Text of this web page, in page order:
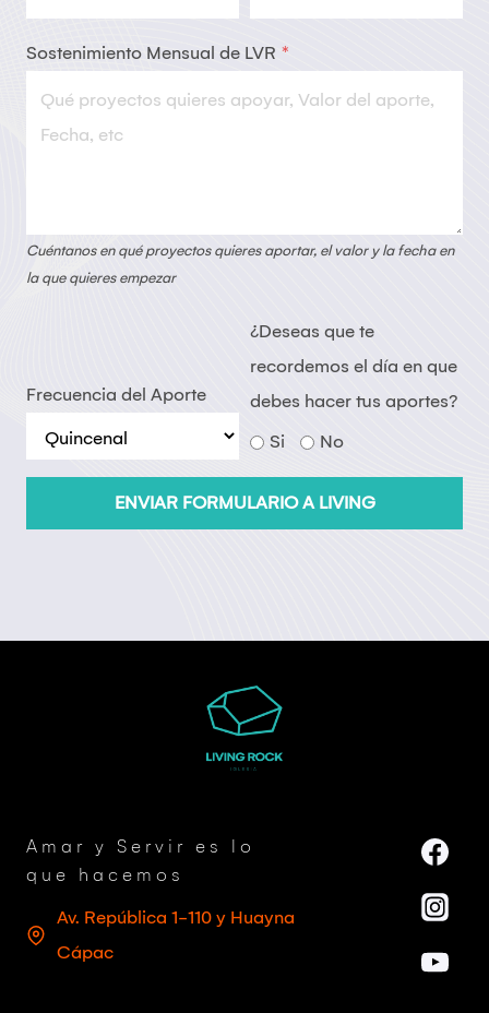
Sostenimiento Mensual de LVR *
Cuéntanos en qué proyectos quieres aportar, el valor y la fecha en
la que quieres empezar
Frecuencia del Aporte
¿Deseas que te
recordemos el día en que
debes hacer tus aportes?
Si
No
ENVIAR FORMULARIO A LIVING
Amar y Servir es lo
que hacemos
Av. República 1-110 y Huayna
Cápac